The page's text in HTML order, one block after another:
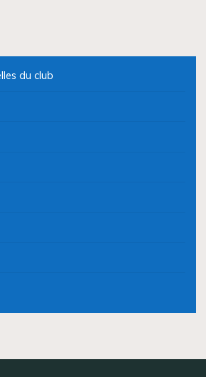
du club